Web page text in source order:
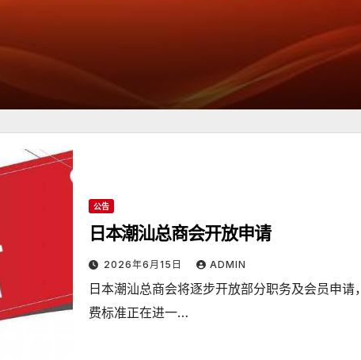
汕头海外联谊会等五部门携五大
全球潮人拜年！
公告
日本潮汕总商会开放申请
2026年6月15日 ADMIN
日本潮汕总商会将逐步开放部分职务及会员申请
费标准正在进一…